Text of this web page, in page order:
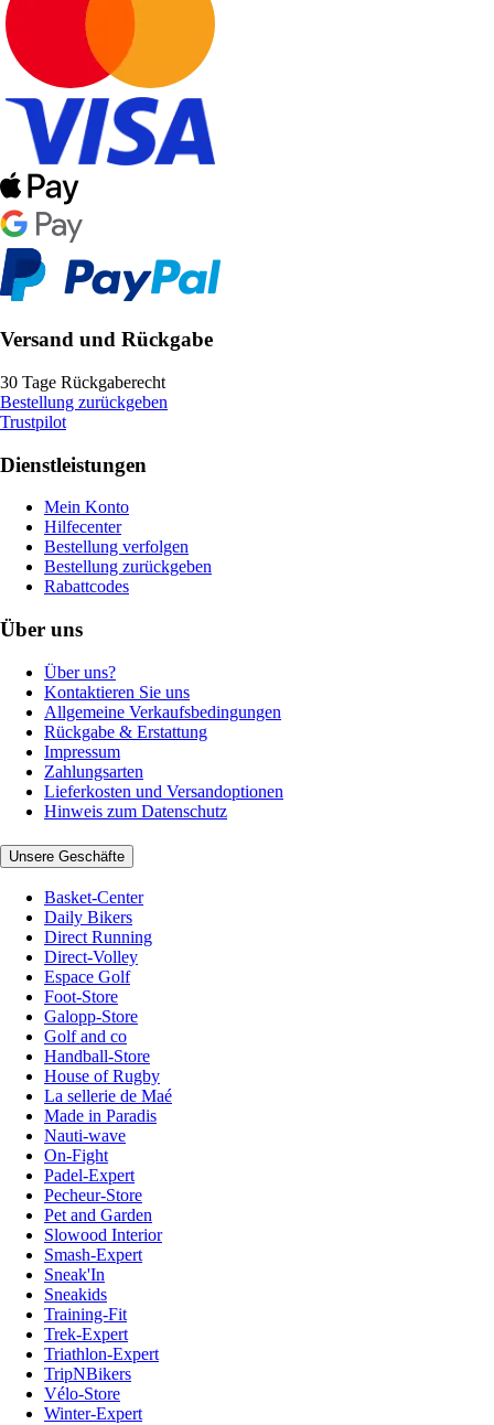
Versand und Rückgabe
30 Tage Rückgaberecht
Bestellung zurückgeben
Trustpilot
Dienstleistungen
Mein Konto
Hilfecenter
Bestellung verfolgen
Bestellung zurückgeben
Rabattcodes
Über uns
Über uns?
Kontaktieren Sie uns
Allgemeine Verkaufsbedingungen
Rückgabe & Erstattung
Impressum
Zahlungsarten
Lieferkosten und Versandoptionen
Hinweis zum Datenschutz
Unsere Geschäfte
Basket-Center
Daily Bikers
Direct Running
Direct-Volley
Espace Golf
Foot-Store
Galopp-Store
Golf and co
Handball-Store
House of Rugby
La sellerie de Maé
Made in Paradis
Nauti-wave
On-Fight
Padel-Expert
Pecheur-Store
Pet and Garden
Slowood Interior
Smash-Expert
Sneak'In
Sneakids
Training-Fit
Trek-Expert
Triathlon-Expert
TripNBikers
Vélo-Store
Winter-Expert